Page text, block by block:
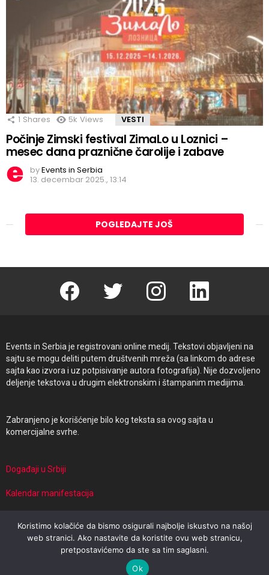
1 Shares 5k Views VESTI
Počinje Zimski festival ZimaLo u Loznici –
mesec dana praznične čarolije i zabave
byEvents in Serbia
13. decembar 2025., 13:14
POGLEDAJTE JOŠ
Facebook Twitter instagram linkedin
Events in Serbia je registrovani online medij. Tekstovi objavljeni na
sajtu se mogu deliti putem društvenih mreža (sa linkom do adrese
sajta kao izvora i uz potpisivanje autora fotografija). Nije dozvoljeno
deljenje tekstova u drugim elektronskim i štampanim medijima.
Zabranjeno je korišćenje bilo kog teksta sa ovog sajta u
komercijalne svrhe.
Događaji u Srbiji
Kalendar manifestacija
© 2026 Events in Serbia | Powered by Travel Target
Koristimo kolačiće da bismo osigurali najbolje iskustvo na našoj
web stranici. Ako nastavite da koristite ovu web stranicu,
pretpostavićemo da ste sa tim saglasni.
Ok